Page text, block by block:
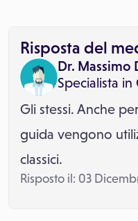
Risposta del
Dr. Massimo
Specialista in
Gli stessi. Anche
guida vengono
classici.
Risposto il: 03